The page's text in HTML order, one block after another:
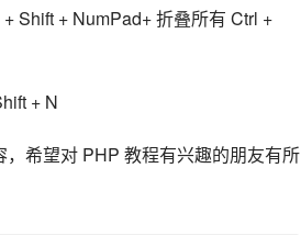
Shift + NumPad+ 折叠所有 Ctrl +
+ N
，希望对 PHP 教程有兴趣的朋友有所